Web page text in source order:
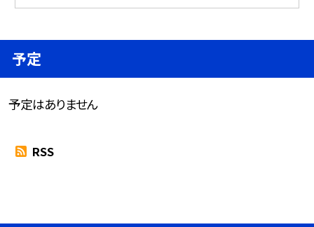
予定
予定はありません
RSS